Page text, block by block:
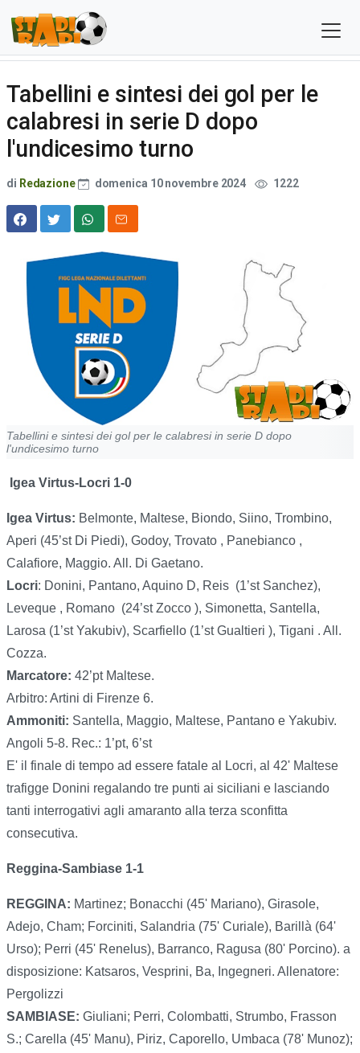
Tabellini e sintesi dei gol per le
calabresi in serie D dopo
l'undicesimo turno
di Redazione domenica 10 novembre 2024 1222
Tabellini e sintesi dei gol per le calabresi in serie D dopo
l'undicesimo turno
Igea Virtus-Locri 1-0
Igea Virtus: Belmonte, Maltese, Biondo, Siino, Trombino,
Aperi (45’st Di Piedi), Godoy, Trovato , Panebianco ,
Calafiore, Maggio. All. Di Gaetano.
Locri: Donini, Pantano, Aquino D, Reis (1’st Sanchez),
Leveque , Romano (24’st Zocco ), Simonetta, Santella,
Larosa (1’st Yakubiv), Scarfiello (1’st Gualtieri ), Tigani . All.
Cozza.
Marcatore: 42’pt Maltese.
Arbitro: Artini di Firenze 6.
Ammoniti: Santella, Maggio, Maltese, Pantano e Yakubiv.
Angoli 5-8. Rec.: 1’pt, 6’st
E' il finale di tempo ad essere fatale al Locri, al 42' Maltese
trafigge Donini regalando tre punti ai siciliani e lasciando
tanti interrogativi agli amaranto alla terza sconfitta
consecutiva.
Reggina-Sambiase 1-1
REGGINA: Martinez; Bonacchi (45' Mariano), Girasole,
Adejo, Cham; Forciniti, Salandria (75' Curiale), Barillà (64'
Urso); Perri (45' Renelus), Barranco, Ragusa (80' Porcino). a
disposizione: Katsaros, Vesprini, Ba, Ingegneri. Allenatore:
Pergolizzi
SAMBIASE: Giuliani; Perri, Colombatti, Strumbo, Frasson
S.; Carella (45' Manu), Piriz, Caporello, Umbaca (78' Munoz);